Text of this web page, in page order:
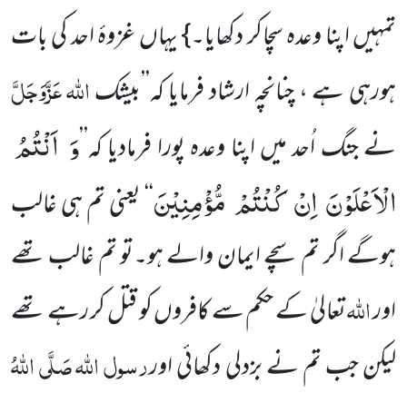
تمہیں اپنا وعدہ سچاکر دکھایا۔} یہاں غزوۂ احد کی بات
ہورہی ہے ، چنانچہ ارشاد فرمایا کہ’’بیشکاللہعَزَّوَجَلَّ
نے جنگ اُحد میں اپنا وعدہ پورا فرمادیا کہ’’وَ اَنْتُمُ
الْاَعْلَوْنَ اِنْ كُنْتُمْ مُّؤْمِنِیْنَ‘‘یعنی تم ہی غالب
ہوگے اگر تم سچے ایمان والے ہو۔تو تم غالب تھے
اوراللہتعالیٰ کے حکم سے کافروں کو قتل کر رہے تھے
لیکن جب تم نے بزدلی دکھائی اوررسول اللہصَلَّی اللہُ